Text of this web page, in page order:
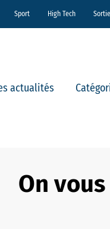
Sport High Tech
actualités
On